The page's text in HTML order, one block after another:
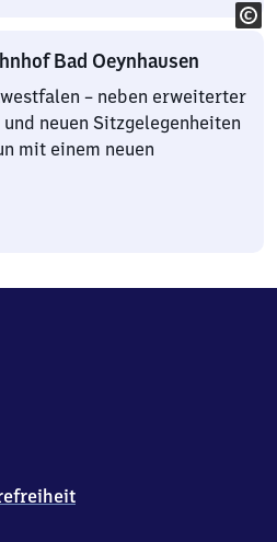
Bad Oeynhausen
– neben erweiterter
neuen Sitzgelegenheiten
mit einem neuen